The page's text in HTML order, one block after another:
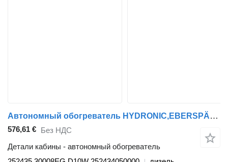
Автономный обогреватель HYDRONIC,EBERSPÄCHER TGM 18.290 (01.05-) 252435 для тягача MAN TGL, TGM, TGS, TGX (2005-2021)
576,61 € Без НДС
Детали кабины - автономный обогреватель